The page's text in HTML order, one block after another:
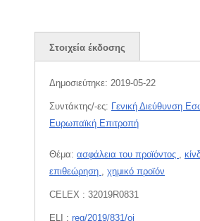
Στοιχεία έκδοσης
Δημοσιεύτηκε: 2019-05-22
Συντάκτης/-ες: Γενική Διεύθυνση
Ευρωπαϊκή Επιτροπή
Θέμα: ασφάλεια του προϊόντος ,
επιθεώρηση , χημικό προϊόν
CELEX : 32019R0831
ELI : reg/2019/831/oj